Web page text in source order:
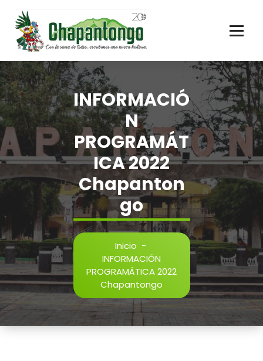
INFORMACIÓ
N
PROGRAMÁT
ICA 2022
Chapanton
go
Inicio -
INFORMACIÓN
PROGRAMÁTICA 2022
Chapantongo